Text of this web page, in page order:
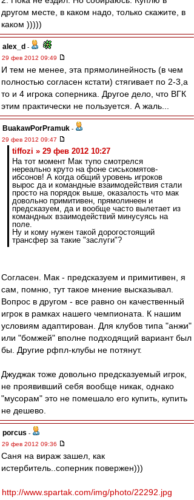
другом месте, в каком надо, только скажите, в
каком )))))
alex_d -
29 фев 2012 09:49
И тем не менее, эта прямолинейность (в чем
полностью согласен кстати) стягивает по 2-3,а
то и 4 игрока соперника. Другое дело, что ВГК
этим практически не пользуется. А жаль...
BuakawPorPramuk -
29 фев 2012 09:47
tiffozi » 29 фев 2012 10:27
На тот момент Мак тупо смотрелся
нереально круто на фоне сиськомятов-
ибсонов! А когда общий уровень игроков
вырос да и командные взаимодействия стали
просто на порядок выше, оказалость что мак
довольно примитивен, прямолинеен и
предсказуем, да и вообще часто вылетает из
командных взаимодействий минусуясь на
поле.
Ну и кому нужен такой дорогостоящий
трансфер за такие "заслуги"?
Согласен. Мак - предсказуем и примитивен, я
сам, помню, тут такое мнение высказывал.
Вопрос в другом - все равно он качественный
игрок в рамках нашего чемпионата. К нашим
условиям адаптирован. Для клубов типа "анжи"
или "бомжей" вполне подходящий вариант был
бы. Другие рфпл-клубы не потянут.
Джуджак тоже довольно предсказуемый игрок,
не проявивший себя вообще никак, однако
"мусорам" это не помешало его купить, купить
не дешево.
porcus -
29 фев 2012 09:36
Саня на вираж зашел, как
истербитель..соперник повержен)))
http://www.spartak.com/img/photo/22292.jpg